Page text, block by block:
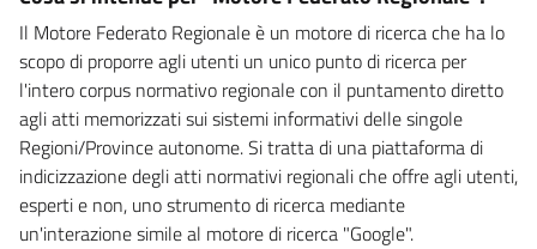
Il Motore Federato Regionale è un motore di ricerca che ha lo
scopo di proporre agli utenti un unico punto di ricerca per
l'intero corpus normativo regionale con il puntamento diretto
agli atti memorizzati sui sistemi informativi delle singole
Regioni/Province autonome. Si tratta di una piattaforma di
indicizzazione degli atti normativi regionali che offre agli utenti,
esperti e non, uno strumento di ricerca mediante
un'interazione simile al motore di ricerca "Google".